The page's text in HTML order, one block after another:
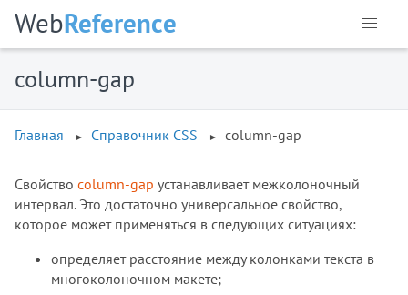
WebReference
column-gap
Главная Справочник CSS column-gap
Свойство column-gap устанавливает межколоночный
интервал. Это достаточно универсальное свойство,
которое может применяться в следующих ситуациях:
определяет расстояние между колонками текста в
многоколоночном макете;